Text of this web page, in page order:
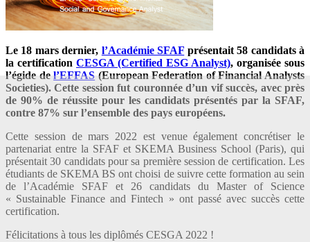
Le 18 mars dernier, l’Académie SFAF présentait 58 candidats à
la certification CESGA (Certified ESG Analyst), organisée sous
l’égide del’EFFAS (European Federation of Financial Analysts
Societies). Cette session fut couronnée d’un vif succès, avec près
de 90% de réussite pour les candidats présentés par la SFAF,
contre 87% sur l’ensemble des pays européens.
Cette session de mars 2022 est venue également concrétiser le
partenariat entre la SFAF et SKEMA Business School (Paris), qui
présentait 30 candidats pour sa première session de certification. Les
étudiants de SKEMA BS ont choisi de suivre cette formation au sein
de l’Académie SFAF et 26 candidats du Master of Science
« Sustainable Finance and Fintech » ont passé avec succès cette
certification.
Félicitations à tous les diplômés CESGA 2022 !